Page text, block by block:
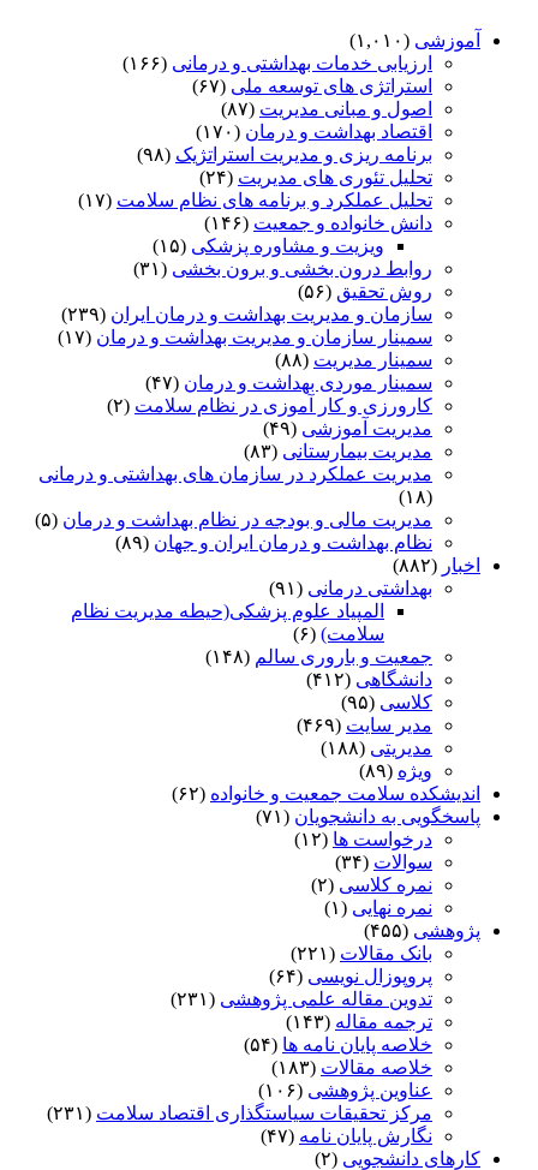
آموزشی (۱,۰۱۰)
ارزیابی خدمات بهداشتی و درمانی (۱۶۶)
استراتژی های توسعه ملی (۶۷)
اصول و مبانی مدیریت (۸۷)
اقتصاد بهداشت و درمان (۱۷۰)
برنامه ریزی و مدیریت استراتژیک (۹۸)
تحلیل تئوری های مدیریت (۲۴)
تحلیل عملکرد و برنامه های نظام سلامت (۱۷)
دانش خانواده و جمعیت (۱۴۶)
ویزیت و مشاوره پزشکی (۱۵)
روابط درون بخشی و برون بخشی (۳۱)
روش تحقیق (۵۶)
سازمان و مدیریت بهداشت و درمان ایران (۲۳۹)
سمینار سازمان و مدیریت بهداشت و درمان (۱۷)
سمینار مدیریت (۸۸)
سمینار موردی بهداشت و درمان (۴۷)
کارورزی و کار آموزی در نظام سلامت (۲)
مدیریت آموزشی (۴۹)
مدیریت بیمارستانی (۸۳)
مدیریت عملکرد در سازمان های بهداشتی و درمانی
(۱۸)
مدیریت مالی و بودجه در نظام بهداشت و درمان (۵)
نظام بهداشت و درمان ایران و جهان (۸۹)
اخبار (۸۸۲)
بهداشتی درمانی (۹۱)
المپیاد علوم پزشکی(حیطه مدیریت نظام
سلامت) (۶)
جمعیت و باروری سالم (۱۴۸)
دانشگاهی (۴۱۲)
کلاسی (۹۵)
مدیر سایت (۴۶۹)
مدیریتی (۱۸۸)
ویژه (۸۹)
اندیشکده سلامت جمعیت و خانواده (۶۲)
پاسخگویی به دانشجویان (۷۱)
درخواست ها (۱۲)
سوالات (۳۴)
نمره کلاسی (۲)
نمره نهایی (۱)
پژوهشی (۴۵۵)
بانک مقالات (۲۲۱)
پروپوزال نویسی (۶۴)
تدوین مقاله علمی پژوهشی (۲۳۱)
ترجمه مقاله (۱۴۳)
خلاصه پایان نامه ها (۵۴)
خلاصه مقالات (۱۸۳)
عناوین پژوهشی (۱۰۶)
مرکز تحقیقات سیاستگذاری اقتصاد سلامت (۲۳۱)
نگارش پایان نامه (۴۷)
کارهای دانشجویی (۲)